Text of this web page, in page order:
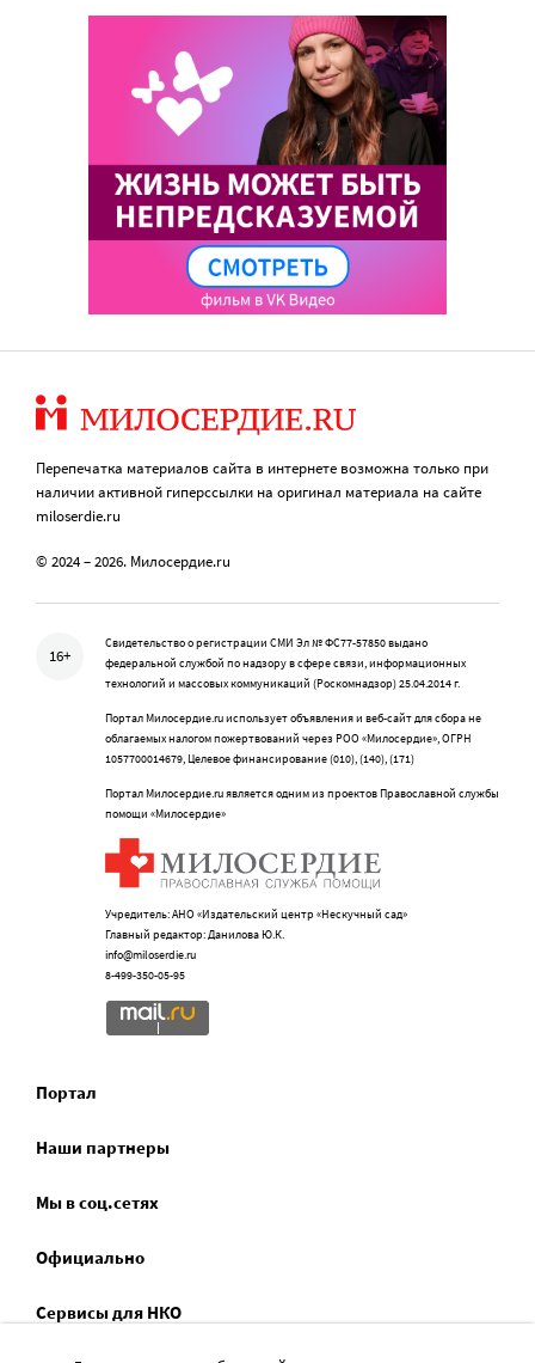
Перепечатка материалов сайта в интернете возможна только при
наличии активной гиперссылки на оригинал материала на сайте
miloserdie.ru
© 2024 – 2026. Милосердие.ru
16+
Свидетельство о регистрации СМИ Эл № ФС77-57850 выдано
федеральной службой по надзору в сфере связи, информационных
технологий и массовых коммуникаций (Роскомнадзор) 25.04.2014 г.
Портал Милосердие.ru использует объявления и веб-сайт для сбора не
облагаемых налогом пожертвований через РОО «Милосердие», ОГРН
1057700014679, Целевое финансирование (010), (140), (171)
Портал Милосердие.ru является одним из проектов Православной службы
помощи «Милосердие»
Учредитель: АНО «Издательский центр «Нескучный сад»
Главный редактор: Данилова Ю.К.
info@miloserdie.ru
8-499-350-05-95
Портал
Наши партнеры
Мы в соц.сетях
Официально
Сервисы для НКО